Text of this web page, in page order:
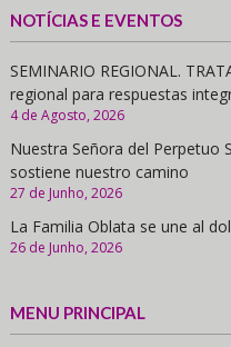
NOTÍCIAS E EVENTOS
SEMINARIO REGIONAL.
regional para respuestas
4 de Agosto, 2026
Nuestra Señora del Perpetuo
sostiene nuestro camino
27 de Junho, 2026
La Familia Oblata se une al
26 de Junho, 2026
MENU PRINCIPAL